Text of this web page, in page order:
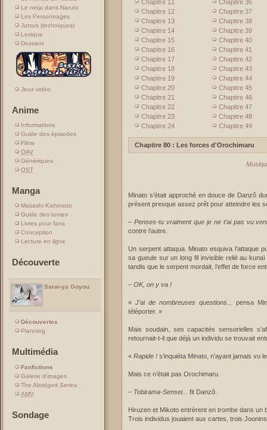
Le ninja dans Naruto
Les Personnages
Jutsus (techniques)
Lexique
Dossiers
Jeux vidéo
Anime
Informations
Guide des épisodes
Films
OAV
Génériques
OST
Manga
Masashi Kishimoto
Guide des tomes
Livres pour fans
Conception
Lecture en ligne
Découverte
Sarai-ya Goyou
Découvertes
Planning
Multimédia
Fanfictions
Galerie d'images
The Abridged Series
AMV
Sondage
Chapitre 11
Chapitre 12
Chapitre 13
Chapitre 14
Chapitre 15
Chapitre 16
Chapitre 17
Chapitre 18
Chapitre 19
Chapitre 20
Chapitre 21
Chapitre 22
Chapitre 23
Chapitre 24
Chapitre 36
Chapitre 37
Chapitre 38
Chapitre 39
Chapitre 40
Chapitre 41
Chapitre 42
Chapitre 43
Chapitre 44
Chapitre 45
Chapitre 46
Chapitre 47
Chapitre 48
Chapitre 49
Chapitre 80 : Les forces d'Orochimaru
Minato s’était approché en douce de Danzô
présent presque assez prêt pour atteindre les
– Penses-tu vraiment que je ne t’ai pas vu
contre l’autre.
Un serpent attaqua. Minato esquiva l’attaque
sa gueule sur un long fil invisible relié au
tandis que le serpent mordait, l’effet de force
– OK, on y va !
«J’ai de nombreuses questions...
pensa
téléporter. »
Mais soudain, ses capacités sensorielles
retournait-t-il que déjà un individu se trouvait
« Rapide ! s’inquiéta Minato, n’ayant jamais vu
Mais ce n’était pas Orochimaru.
– Tobirama-Sensei... fit Danzô.
Hiruzen et Mikoto entrèrent en trombe dans un
Trois individus jouaient aux cartes, trois